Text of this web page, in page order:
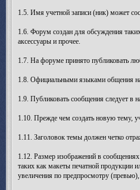
1.5. Имя учетной записи (ник) может
1.6. Форум создан для обсуждения
аксессуары и прочее.
1.7. На форуме принято публиковать
1.8. Официальными языками общения на
1.9. Публиковать сообщения следует в
1.10. Прежде чем создать новую тему,
1.11. Заголовок темы должен четко
1.12. Размер изображений в
таких как макеты печатной продукции
увеличения по предпросмотру